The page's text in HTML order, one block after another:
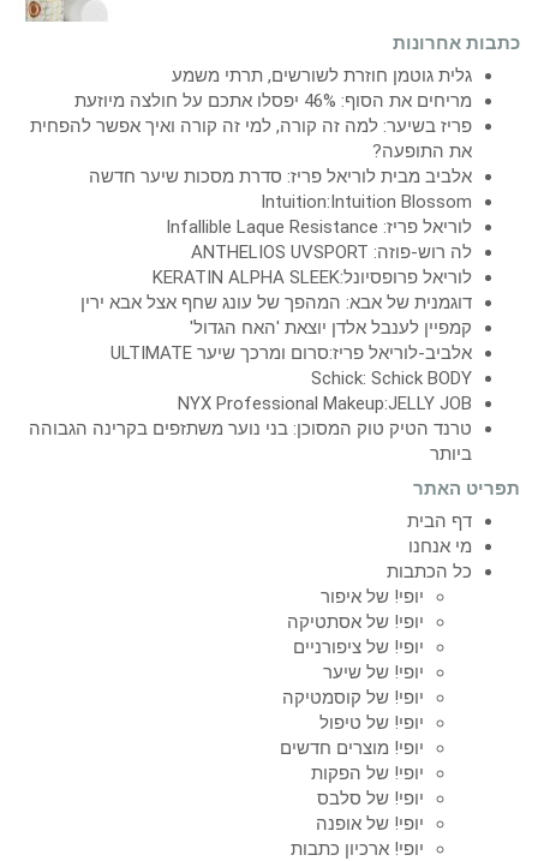
כתבות אחרונות
גלית גוטמן חוזרת לשורשים, תרתי משמע
מריחים את הסוף: 46% יפסלו אתכם על חולצה מיוזעת
פריז בשיער: למה זה קורה, למי זה קורה ואיך אפשר להפחית
את התופעה?
אלביב מבית לוריאל פריז: סדרת מסכות שיער חדשה
Intuition:Intuition Blossom
לוריאל פריז: Infallible Laque Resistance
לה רוש-פוזה: ANTHELIOS UVSPORT
לוריאל פרופסיונל:KERATIN ALPHA SLEEK
דוגמנית של אבא: המהפך של עונג שחף אצל אבא ירין
קמפיין לענבל אלדן יוצאת 'האח הגדול'
אלביב-לוריאל פריז:סרום ומרכך שיער ULTIMATE
Schick: Schick BODY
NYX Professional Makeup:JELLY JOB
טרנד הטיק טוק המסוכן: בני נוער משתזפים בקרינה הגבוהה
ביותר
תפריט האתר
דף הבית
מי אנחנו
כל הכתבות
יופי! של איפור
יופי! של אסתטיקה
יופי! של ציפורניים
יופי! של שיער
יופי! של קוסמטיקה
יופי! של טיפול
יופי! מוצרים חדשים
יופי! של הפקות
יופי! של סלבס
יופי! של אופנה
יופי! ארכיון כתבות